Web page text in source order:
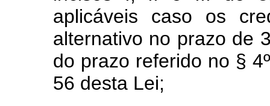
aplicáveis caso os
alternativo no prazo de
do prazo referido no §
56 desta Lei;